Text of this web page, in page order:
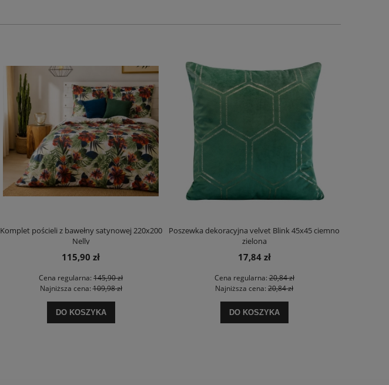
Komplet pościeli z bawełny satynowej 220x200
Nelly
115,90 zł
Cena regularna: 145,90 zł
Najniższa cena:109,98 zł
DO KOSZYKA
Poszewka dekoracyjna velvet Blink 45x45 ciemno
zielona
17,84 zł
Cena regularna:20,84 zł
Najniższa cena: 20,84 zł
DO KOSZYKA